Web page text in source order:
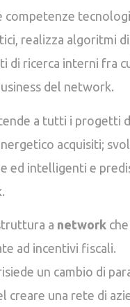
competenze
realizza algoritmi
di ricerca interni fra
del network.
a tutti i progetti
acquisiti;
ed intelligenti e
a network
ad incentivi fiscali.
un cambio di
creare una rete di